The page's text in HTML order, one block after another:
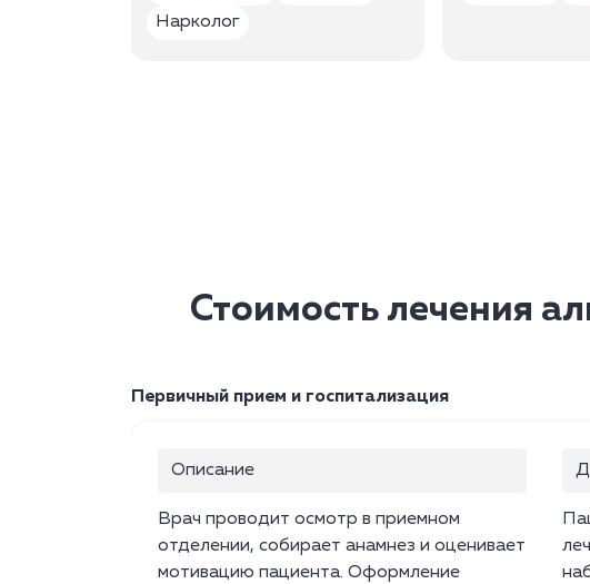
Нарколог
Стоимость лечения
Первичный прием и госпитализация
Описание
Врач проводит осмотр в приемном
отделении, собирает анамнез и оценивает
мотивацию пациента. Оформление